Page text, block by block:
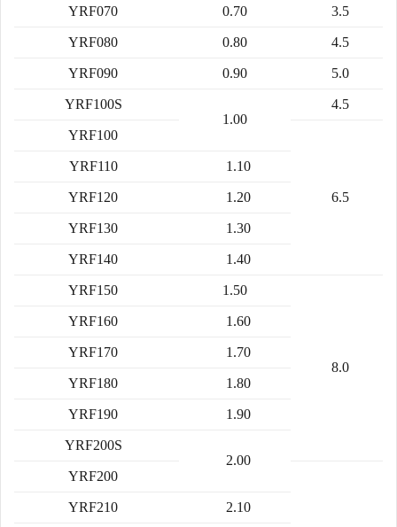
YRF070 0.70 3.5
YRF080 0.80 4.5
YRF090 0.90 5.0
YRF100S
1.00
4.5
YRF100
6.5
YRF110 1.10
YRF120 1.20
YRF130 1.30
YRF140 1.40
YRF150 1.50
8.0
YRF160 1.60
YRF170 1.70
YRF180 1.80
YRF190 1.90
YRF200S
2.00
YRF200
YRF210 2.10